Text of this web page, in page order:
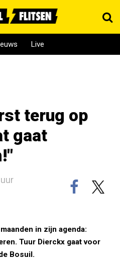
Live
terug op
gaat
in zijn agenda:
Tuur Dierckx gaat voor
Bosuil.